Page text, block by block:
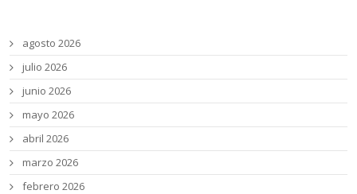
agosto 2026
julio 2026
junio 2026
mayo 2026
abril 2026
marzo 2026
febrero 2026